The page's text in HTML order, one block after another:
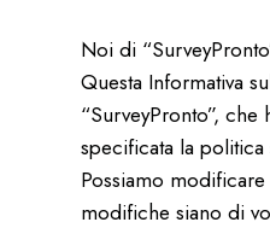
Noi di
Questa Informativa
“SurveyPronto”,
specificata la
Possiamo
modifiche siano di